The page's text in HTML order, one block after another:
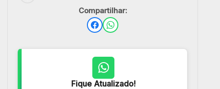
Compartilhar:
Fique Atualizado!